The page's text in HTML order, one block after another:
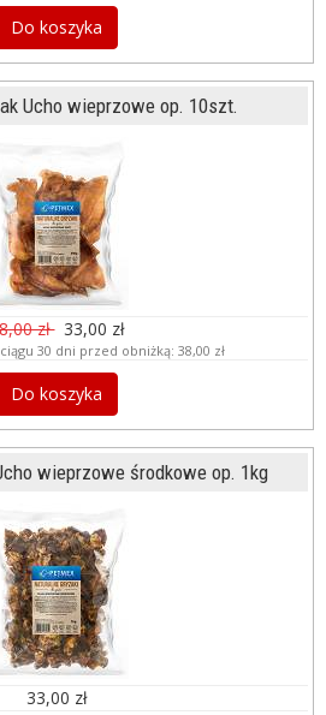
Do koszyka
Ucho wieprzowe op. 10szt.
zł 33,00 zł
30 dni przed obniżką: 38,00 zł
Do koszyka
wieprzowe środkowe op. 1kg
33,00 zł